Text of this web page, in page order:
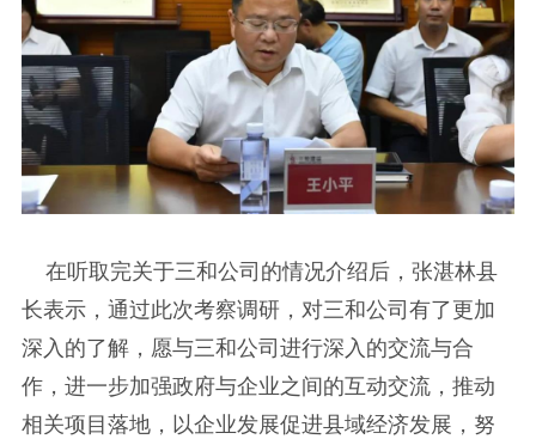
在听取完关于三和公司的情况介绍后，张湛林县
长表示，通过此次考察调研，对三和公司有了更加
深入的了解，愿与三和公司进行深入的交流与合
作，进一步加强政府与企业之间的互动交流，推动
相关项目落地，以企业发展促进县域经济发展，努